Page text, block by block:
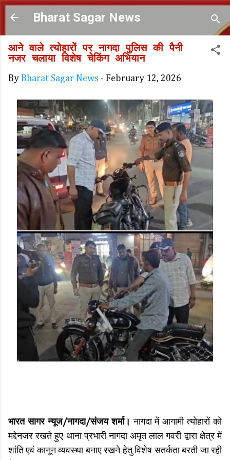
Skip to main content
Bharat Sagar News
आने वाले त्योहारों पर नागदा पुलिस की पैनी
नजर चलाया विशेष चेकिंग अभियान
By Bharat Sagar News - February 12, 2026
भारत सागर न्यूज/नागदा/संजय शर्मा।नागदा में आगामी त्योहारों को
मद्देनजर रखते हुए थाना प्रभारी नागदा अमृत लाल गवरी द्वारा क्षेत्र में
शांति एवं कानून व्यवस्था बनाए रखने हेतु विशेष सतर्कता बरती जा रही